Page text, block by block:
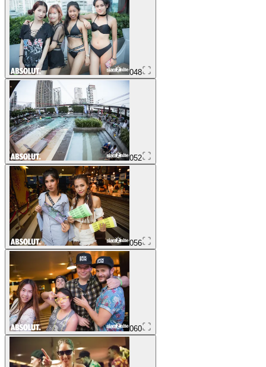
048
052
056
060